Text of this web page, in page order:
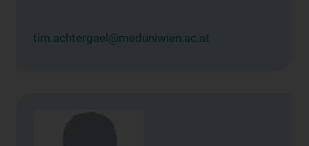
tim.achtergael@meduniwien.ac.at